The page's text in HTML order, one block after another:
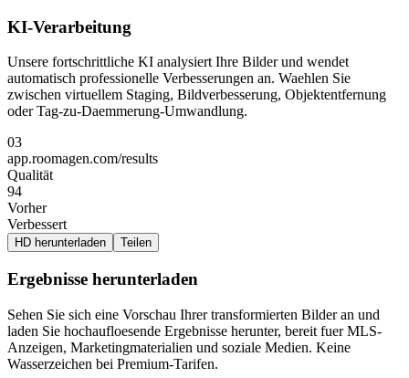
KI-Verarbeitung
Unsere fortschrittliche KI analysiert Ihre Bilder und wendet
automatisch professionelle Verbesserungen an. Waehlen Sie
zwischen virtuellem Staging, Bildverbesserung, Objektentfernung
oder Tag-zu-Daemmerung-Umwandlung.
03
app.roomagen.com/results
Qualität
94
Vorher
Verbessert
HD herunterladen Teilen
Ergebnisse herunterladen
Sehen Sie sich eine Vorschau Ihrer transformierten Bilder an und
laden Sie hochaufloesende Ergebnisse herunter, bereit fuer MLS-
Anzeigen, Marketingmaterialien und soziale Medien. Keine
Wasserzeichen bei Premium-Tarifen.